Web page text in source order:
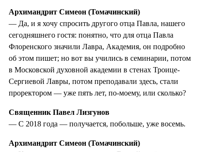
Архимандрит Симеон (Томачинский)
— Да, и я хочу спросить другого отца Павла, нашего
сегодняшнего гостя: понятно, что для отца Павла
Флоренского значили Лавра, Академия, он подробно
об этом пишет; но вот вы учились в семинарии, потом
в Московской духовной академии в стенах Троице-
Сергиевой Лавры, потом преподавали здесь, стали
проректором — уже пять лет, по-моему, или сколько?
Священник Павел Лизгунов
— С 2018 года — получается, побольше, уже восемь.
Архимандрит Симеон (Томачинский)